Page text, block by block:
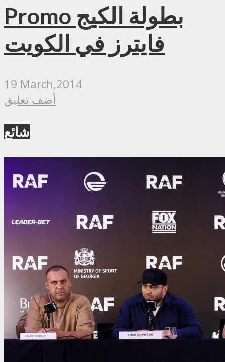
Promo بطولة الكيج
فايترز في الكويت
19 March,2014
أضف تعليق
شائع